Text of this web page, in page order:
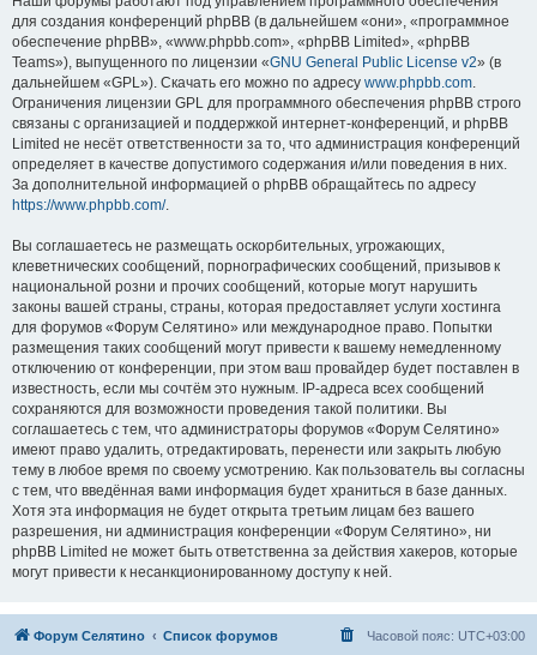
для создания конференций phpBB (в дальнейшем «они», «программное
обеспечение phpBB», «www.phpbb.com», «phpBB Limited», «phpBB
Teams»), выпущенного по лицензии «GNU General Public License v2» (в
дальнейшем «GPL»). Скачать его можно по адресу www.phpbb.com.
Ограничения лицензии GPL для программного обеспечения phpBB строго
связаны с организацией и поддержкой интернет-конференций, и phpBB
Limited не несёт ответственности за то, что администрация конференций
определяет в качестве допустимого содержания и/или поведения в них.
За дополнительной информацией о phpBB обращайтесь по адресу
https://www.phpbb.com/.
Вы соглашаетесь не размещать оскорбительных, угрожающих,
клеветнических сообщений, порнографических сообщений, призывов к
национальной розни и прочих сообщений, которые могут нарушить
законы вашей страны, страны, которая предоставляет услуги хостинга
для форумов «Форум Селятино» или международное право. Попытки
размещения таких сообщений могут привести к вашему немедленному
отключению от конференции, при этом ваш провайдер будет поставлен в
известность, если мы сочтём это нужным. IP-адреса всех сообщений
сохраняются для возможности проведения такой политики. Вы
соглашаетесь с тем, что администраторы форумов «Форум Селятино»
имеют право удалить, отредактировать, перенести или закрыть любую
тему в любое время по своему усмотрению. Как пользователь вы согласны
с тем, что введённая вами информация будет храниться в базе данных.
Хотя эта информация не будет открыта третьим лицам без вашего
разрешения, ни администрация конференции «Форум Селятино», ни
phpBB Limited не может быть ответственна за действия хакеров, которые
могут привести к несанкционированному доступу к ней.
Форум Селятино Список форумов Часовой пояс: UTC+03:00